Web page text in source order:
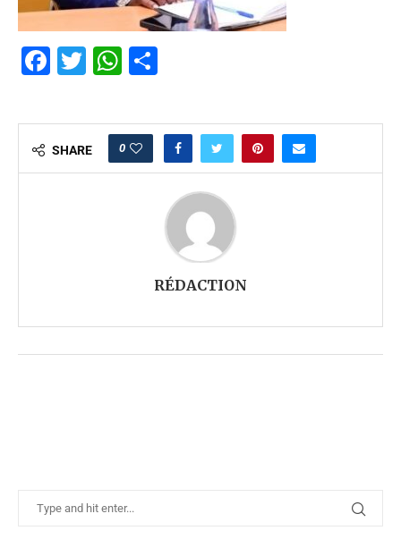
Facebook
TwitterWhatsApp
SHARE 0
RÉDACTION